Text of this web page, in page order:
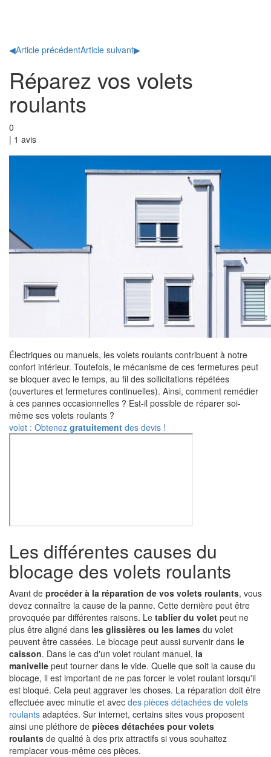
◀Article précédentArticle suivant▶
Réparez vos volets
roulants
0
| 1 avis
Électriques ou manuels, les volets roulants contribuent à notre
confort intérieur. Toutefois, le mécanisme de ces fermetures peut
se bloquer avec le temps, au fil des sollicitations répétées
(ouvertures et fermetures continuelles). Ainsi, comment remédier
à ces pannes occasionnelles ? Est-il possible de réparer soi-
même ses volets roulants ?
volet : Obtenez gratuitement des devis !
Les différentes causes du
blocage des volets roulants
Avant de procéder à la réparation de vos volets roulants, vous
devez connaître la cause de la panne. Cette dernière peut être
provoquée par différentes raisons. Le tablier du volet peut ne
plus être aligné dans les glissières ou les lames du volet
peuvent être cassées. Le blocage peut aussi survenir dans le
caisson. Dans le cas d'un volet roulant manuel, la
manivelle peut tourner dans le vide. Quelle que soit la cause du
blocage, il est important de ne pas forcer le volet roulant lorsqu'il
est bloqué. Cela peut aggraver les choses. La réparation doit être
effectuée avec minutie et avec des pièces détachées de volets
roulants adaptées. Sur internet, certains sites vous proposent
ainsi une pléthore de pièces détachées pour volets
roulants de qualité à des prix attractifs si vous souhaitez
remplacer vous-même ces pièces.